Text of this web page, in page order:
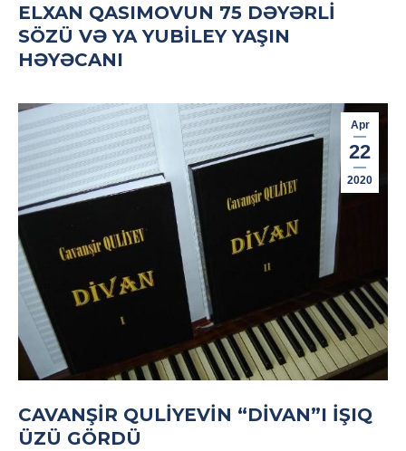
ELXAN QASIMOVUN 75 DƏYƏRLI
SÖZÜ VƏ YA YUBILEY YAŞIN
HƏYƏCANI
Apr
22
2020
CAVANŞIR QULIYEVIN “DIVAN”I IŞIQ
ÜZÜ GÖRDÜ